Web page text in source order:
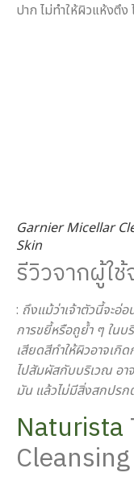
ปาก ไม่ทำให้ผิวแห้งตึ
Garnier Micellar
Skin
รีวิวจากผู้ใช้
: ถึงแม้ว่าเจ้าตัวนี้จะอ่
การขยี้หรือถูย้ำ ๆ ในบ
เสียดสีทำให้ผิวอาจเกิ
ไปสัมผัสกับบริเวณ อา
มัน แล้วไม่มีสิ่งสกปรก
Naturista